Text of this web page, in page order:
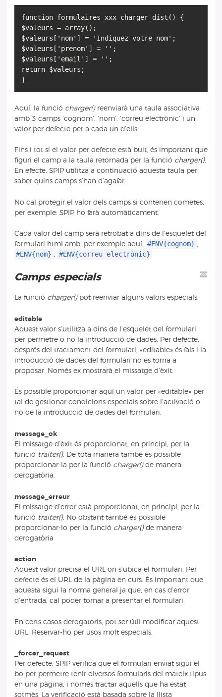
function formulaires_xxx_charger_dist() {
$valeurs = array();
$valeurs['nom'] = 'Indiquez votre nom';
$valeurs['prenom'] = '';
$valeurs['email'] = '';
return $valeurs;
Aquí, la funció charger()reenviarà una taula associativa
amb 3 camps ’cognom’, ’nom’, ’correu electrònic’ i un
valor per defecte per a cada un d’ells.
Fins i tot si el valor per defecte està buit, és important que
figuri el camp a la taula retornada per la funció charger().
En efecte, SPIP utilitza a continuació aquesta taula per
saber quins camps s’han d’agafar.
No cal protegir el valor dels camps si contenen cometes,
per exemple: SPIP ho farà automàticament.
Cada valor del camp serà retrobat a dins de l’esquelet del
formulari html amb, per exemple aquí, #ENV{cognom} ,
#ENV{nom} , #ENV{correu electrònic}
Camps especials
La funció charger()pot reenviar alguns valors especials.
editable
Aquest valor s’utilitza a dins de l’esquelet del formulari
per permetre o no la introducció de dades. Per defecte,
després del tractament del formulari, «editable» és fals i la
introducció de dades del formulari no es torna a
proposar. Només ex mostrarà el missatge d’èxit.
És possible proporcionar aquí un valor per «editable» per
tal de gestionar condicions especials sobre l’activació o
no de la introducció de dades del formulari.
message_ok
El missatge d’èxit és proporcionat, en principi, per la
funció traiter(). De tota manera també és possible
proporcionar-la per la funció charger()de manera
derogatòria.
message_erreur
El missatge d’error està proporcionat, en principi, per la
funció traiter(). No obstant també és possible
proporcionar-lo per la funció charger()de manera
derogatòria
action
Aquest valor precisa el URL on s’ubica el formulari. Per
defecte és el URL de la pàgina en curs. És important que
aquesta sigui la norma general ja que, en cas d’error
d’entrada, cal poder tornar a presentar el formulari.
En certs casos derogatoris, pot ser útil modificar aquest
URL. Reservar-ho per usos molt especials.
_forcer_request
Per defecte, SPIP verifica que el formulari enviat sigui el
bo per permetre tenir diversos formularis del mateix tipus
en una pàgina, i només tractar aquells que ha estat
sotmès. La verificació està basada sobre la llista